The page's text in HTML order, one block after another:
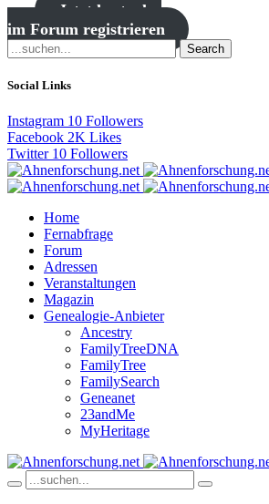
Jetzt kostenlos
im Forum registrieren
Search
Social Links
Instagram 10 Followers
Facebook 2K Likes
Twitter 10 Followers
Home
Fernabfrage
Forum
Adressen
Veranstaltungen
Magazin
Genealogie-Anbieter
Ancestry
FamilyTreeDNA
FamilyTree
FamilySearch
Geneanet
23andMe
MyHeritage